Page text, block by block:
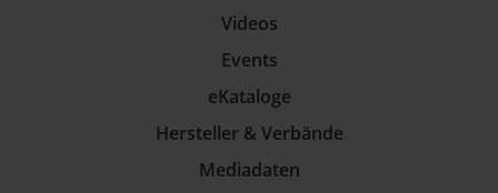
Videos
Events
eKataloge
Hersteller & Verbände
Mediadaten